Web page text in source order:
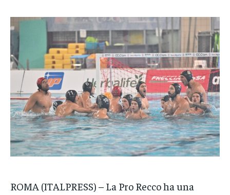
DIRETTE RADIO
NOTIZIE
CRONACA
VENETO
POLITICA
ECONOMIA
GRUPPO
DIRETTE RADIO
NOTIZIE
CRONACA
VENETO
POLITICA
ECONOMIA
GRUPPO
DIRETTE RADIO
NOTIZIE
CRONACA
VENETO
POLITICA
ECONOMIA
GRUPPO
ROMA (ITALPRESS) – La Pro Recco ha una